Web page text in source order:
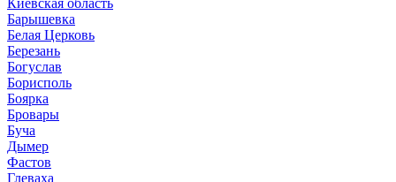
Киевская область
Барышевка
Белая Церковь
Березань
Богуслав
Борисполь
Боярка
Бровары
Буча
Дымер
Фастов
Глеваха